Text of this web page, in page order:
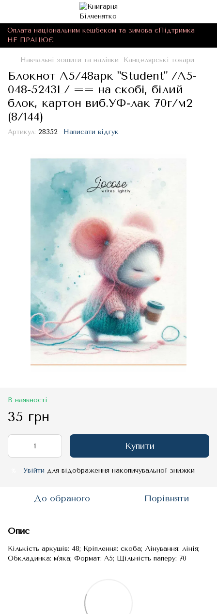
Оплата національним кешбеком та зимова єПідтримка
НЕ ПРАЦЮЄ
Навчальні зошити та наліпки Канцелярські товари
Блокнот А5/48арк "Student" /A5-
048-5243L/ == на скобі, білий
блок, картон виб.УФ-лак 70г/м2
(8/144)
Артикул: 28352 Написати відгук
В наявності
35 грн
Купити
Увійти для відображення накопичувальної знижки
До обраного Порівняти
Опис
Кількість аркушів: 48; Кріплення: скоба; Лінування: лінія;
Обкладинка: м'яка; Формат: A5; Щільність паперу: 70